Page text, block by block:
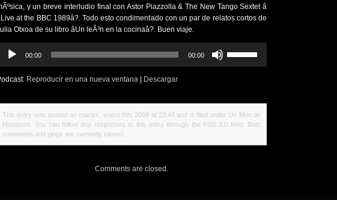
y un breve interludio final con Astor Piazzolla & The New Tango Sextet â
at the BBC 1989â?. Todo esto condimentado con un par de relatos cortos de
Otxoa de su libro âUn leÃ³n en la cocinaâ?. Buen viaje.
Reproductor
00:00 00:00
las
arriba/abajo
para
aumentar
Reproducir en una nueva ventana Descargar
This entry was posted on martes, enero 8th, 2008 at 23:44 and is filed under Un Món de
Musiques . You can follow any responses to this entry through the RSS 2.0 feed. Both
comments and pings are currently closed.
Comments are closed.